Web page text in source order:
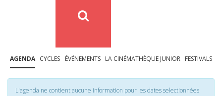
AGENDA CYCLES ÉVÉNEMENTS LA CINÉMATHÈQUE JUNIOR FESTIVALS
L'agenda ne contient aucune information pour les dates selectionnées